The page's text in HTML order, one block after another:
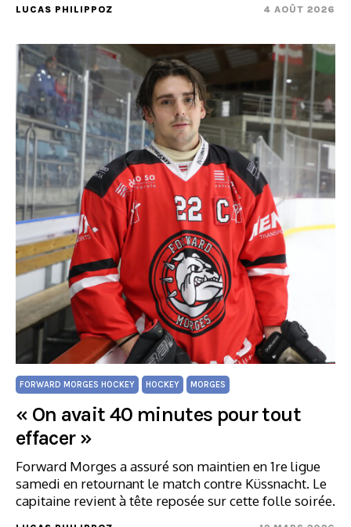
LUCAS PHILIPPOZ 4 AOÛT 2026
FORWARD MORGES HOCKEY HOCKEY MORGES
« On avait 40 minutes pour tout
effacer »
Forward Morges a assuré son maintien en 1re ligue
samedi en retournant le match contre Küssnacht. Le
capitaine revient à tête reposée sur cette folle soirée.